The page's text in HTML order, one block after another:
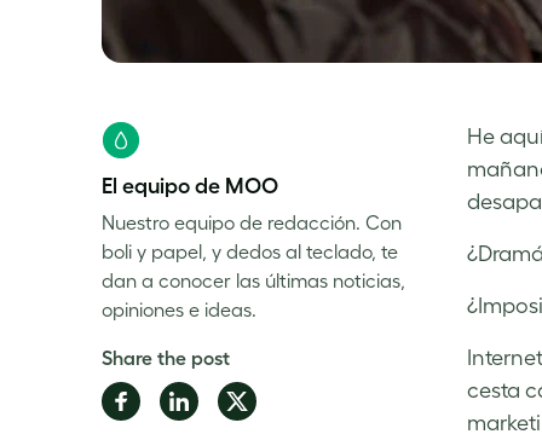
He
cesta
El equipo de MOO
Nuestro equipo de redacción. Con
boli y papel, y dedos al teclado, te
dan a conocer las últimas noticias,
opiniones e ideas.
Share the post
Share Share Share